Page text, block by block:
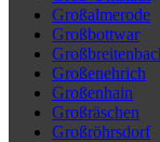
Großalmerode
Großbottwar
Großenehrich
Großenhain
Großräschen
Großröhrsdorf